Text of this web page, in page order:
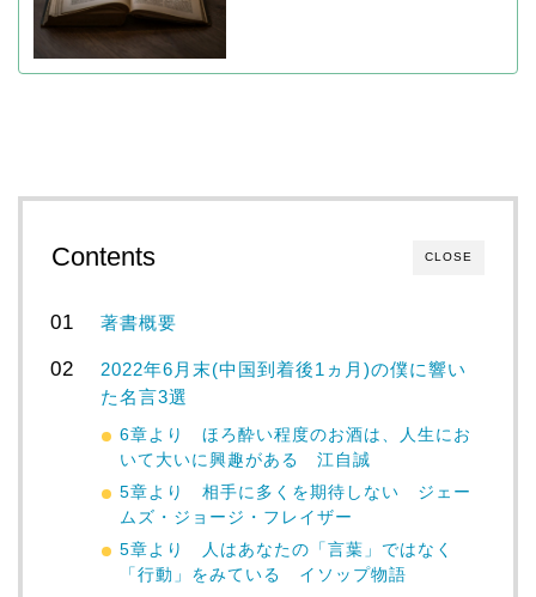
CLOSE
Contents
著書概要
2022年6月末(中国到着後1ヵ月)の僕に響い
た名言3選
6章より ほろ酔い程度のお酒は、人生にお
いて大いに興趣がある 江自誠
5章より 相手に多くを期待しない ジェー
ムズ・ジョージ・フレイザー
5章より 人はあなたの「言葉」ではなく
「行動」をみている イソップ物語